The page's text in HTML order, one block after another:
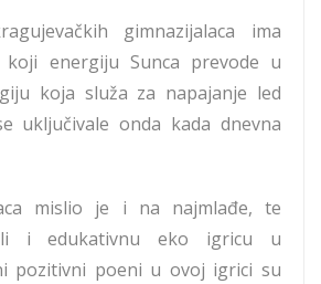
gimnazijalaca ima
koji energiju Sunca prevode u
koja služa za napajanje led
uključivale onda kada dnevna
mislio je i na najmlađe, te
i edukativnu eko igricu u
pozitivni poeni u ovoj igrici su